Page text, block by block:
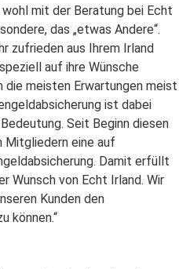
mit der Beratung bei Echt
das „etwas Andere“.
zufrieden aus Ihrem Irland
auf ihre Wünsche
die meisten Erwartungen meist
ist dabei
Seit Beginn diesen
Mitgliedern eine auf
Damit erfüllt
Wunsch von Echt Irland. Wir
Kunden den
können.“